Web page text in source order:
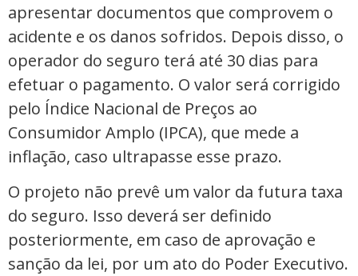
apresentar documentos que comprovem o
acidente e os danos sofridos. Depois disso, o
operador do seguro terá até 30 dias para
efetuar o pagamento. O valor será corrigido
pelo Índice Nacional de Preços ao
Consumidor Amplo (IPCA), que mede a
inflação, caso ultrapasse esse prazo.
O projeto não prevê um valor da futura taxa
do seguro. Isso deverá ser definido
posteriormente, em caso de aprovação e
sanção da lei, por um ato do Poder Executivo.